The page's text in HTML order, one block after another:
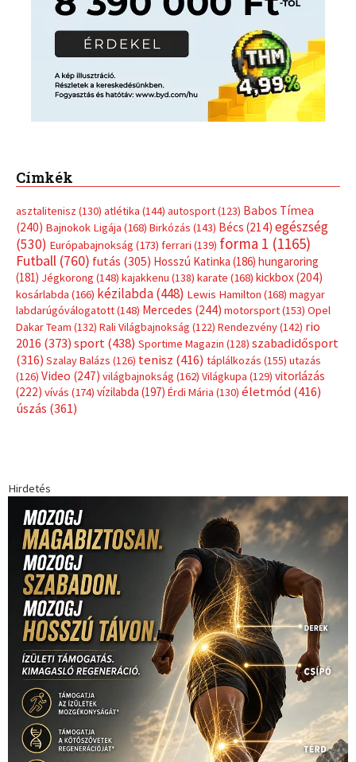
Címkék
asztalitenisz (130) atlétika (144) autosport(123) Babos Tímea
(240) Bajnokok Ligája (168) Birkózás (143) Bécs (214) egészség
(530) Európabajnokság (173) ferrari (139) forma 1 (1165)
Futball (760) futás (305) Hosszú Katinka (186) hungaroring
(181) Jégkorong (148) kajakkenu (138) karate (168) kickbox(204)
kosárlabda (166) kézilabda(448) Lewis Hamilton (168) magyar
labdarúgóválogatott(148) Mercedes (244) motorsport(153) Opel
Dakar Team (132) Rali Világbajnokság (122) Rendezvény(142) rio
2016 (373) sport(438) Sportime Magazin (128) szabadidősport
(316) Szalay Balázs (126) tenisz (416) táplálkozás (155) utazás
(126) Video (247) világbajnokság (162) Világkupa (129) vitorlázás
(222) vívás (174) vízilabda (197) Érdi Mária (130) életmód(416)
úszás (361)
Hirdetés